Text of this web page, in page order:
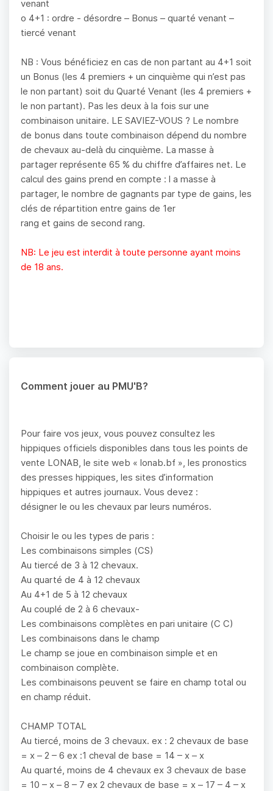
venant
o 4+1 : ordre - désordre – Bonus – quarté venant –
tiercé venant
NB : Vous bénéficiez en cas de non partant au 4+1 soit
un Bonus (les 4 premiers + un cinquième qui n’est pas
le non partant) soit du Quarté Venant (les 4 premiers +
le non partant). Pas les deux à la fois sur une
combinaison unitaire. LE SAVIEZ-VOUS ? Le nombre
de bonus dans toute combinaison dépend du nombre
de chevaux au-delà du cinquième. La masse à
partager représente 65 % du chiffre d’affaires net. Le
calcul des gains prend en compte : l a masse à
partager, le nombre de gagnants par type de gains, les
clés de répartition entre gains de 1er
rang et gains de second rang.
NB: Le jeu est interdit à toute personne ayant moins
de 18 ans.
Comment jouer au PMU'B?
Pour faire vos jeux, vous pouvez consultez les
hippiques officiels disponibles dans tous les points de
vente LONAB, le site web « lonab.bf », les pronostics
des presses hippiques, les sites d’information
hippiques et autres journaux. Vous devez :
désigner le ou les chevaux par leurs numéros.
Choisir le ou les types de paris :
Les combinaisons simples (CS)
Au tiercé de 3 à 12 chevaux.
Au quarté de 4 à 12 chevaux
Au 4+1 de 5 à 12 chevaux
Au couplé de 2 à 6 chevaux-
Les combinaisons complètes en pari unitaire (C C)
Les combinaisons dans le champ
Le champ se joue en combinaison simple et en
combinaison complète.
Les combinaisons peuvent se faire en champ total ou
en champ réduit.
CHAMP TOTAL
Au tiercé, moins de 3 chevaux. ex : 2 chevaux de base
= x – 2 – 6 ex :1 cheval de base = 14 – x – x
Au quarté, moins de 4 chevaux ex 3 chevaux de base
= 10 – x – 8 – 7 ex 2 chevaux de base = x – 17 – 4 – x